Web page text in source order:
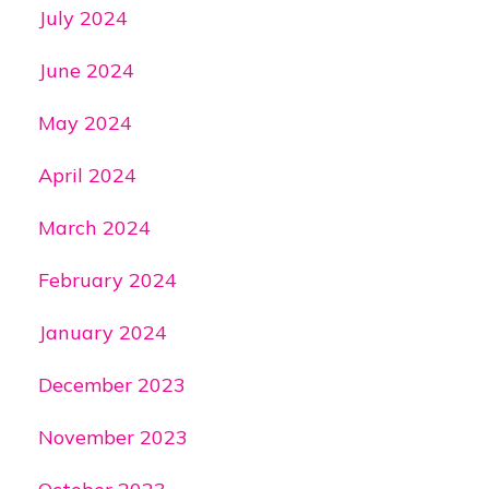
July 2024
June 2024
May 2024
April 2024
March 2024
February 2024
January 2024
December 2023
November 2023